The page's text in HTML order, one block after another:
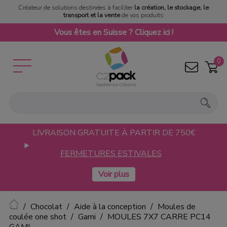
Créateur de solutions destinées à faciliter la création, le stockage, le
transport et la ventede vos produits
Vous êtes en Suisse ? Cliquez ici !
0
LIVRAISON GRATUITE À PARTIR DE 750€
FERMETURES ESTIVALES
Accueil
Chocolat Aide à la conception
Moules de
coulée one shot
Gami
MOULES 7X7 CARRE PC14